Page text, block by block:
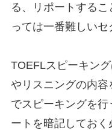
る、リポートする
っては一番難しいセ
TOEFLスピーキン
やリスニングの内
でスピーキングを
ートを暗記しておく